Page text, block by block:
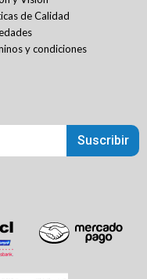
de Calidad
y condiciones
Suscribir